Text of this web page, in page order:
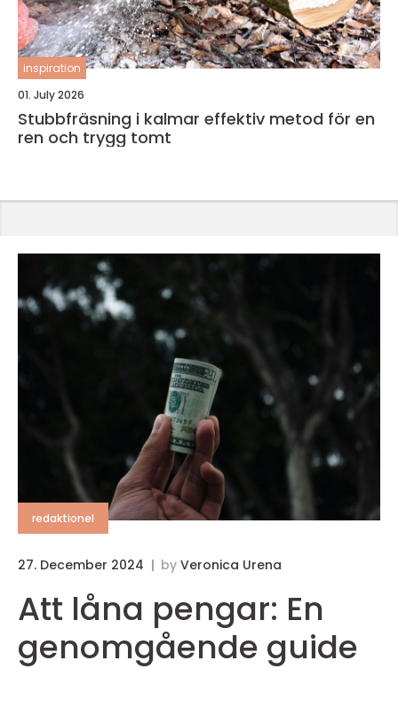
inspiration
01. July 2026
Stubbfräsning i kalmar effektiv metod för en
ren och trygg tomt
redaktionel
27. December 2024 by Veronica Urena
Att låna pengar: En
genomgående guide